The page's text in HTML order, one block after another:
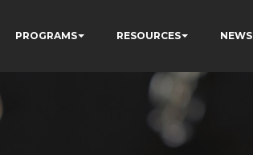
PROGRAMS RESOURCES NEWS